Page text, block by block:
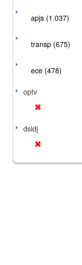
apjs (1.037)
transp (675)
ece (478)
optv
dsidj